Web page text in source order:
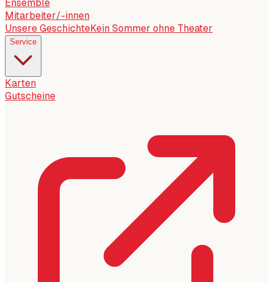
Ensemble
Mitarbeiter/-innen
Unsere GeschichteKein Sommer ohne Theater
Service
Karten
Gutscheine